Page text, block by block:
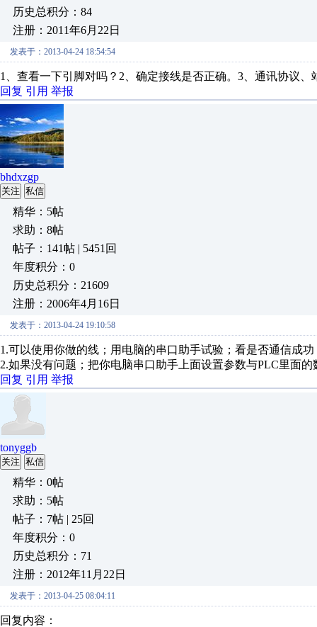
历史总积分：84
注册：2011年6月22日
发表于：2013-04-24 18:54:54
1、查看一下引脚对吗？2、确定接线是否正确。3、通讯协议、
回复 引用 举报
bhdxzgp
关注 私信
精华：5帖
求助：8帖
帖子：141帖 | 5451回
年度积分：0
历史总积分：21609
注册：2006年4月16日
发表于：2013-04-24 19:10:58
1.可以使用你做的线；用电脑的串口助手试验；看是否通信成
2.如果没有问题；把你电脑串口助手上面设置参数与PLC里面
回复 引用 举报
tonyggb
关注 私信
精华：0帖
求助：5帖
帖子：7帖 | 25回
年度积分：0
历史总积分：71
注册：2012年11月22日
发表于：2013-04-25 08:04:11
回复内容：